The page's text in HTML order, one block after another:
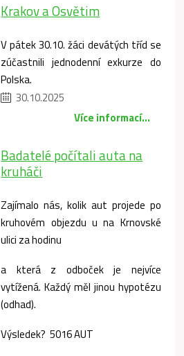
Krakov a Osvětim
V pátek 30.10. žáci devátých tříd se
zúčastnili jednodenní exkurze do
Polska.
30.10.2025
Více informací...
Badatelé počítali auta na
kruháči
Zajímalo nás, kolik aut projede po
kruhovém objezdu u na Krnovské
ulici za hodinu
a která z odboček je nejvíce
vytížená. Každý měl jinou hypotézu
(odhad).
Výsledek? 5016 AUT